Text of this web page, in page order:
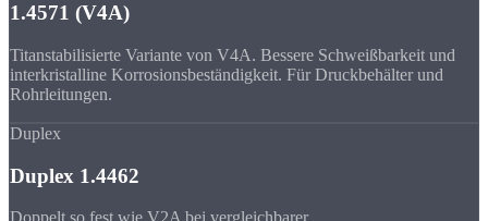
1.4571 (V4A)
Titanstabilisierte Variante von V4A. Bessere Schweißbarkeit und
interkristalline Korrosionsbeständigkeit. Für Druckbehälter und
Rohrleitungen.
Duplex
Duplex 1.4462